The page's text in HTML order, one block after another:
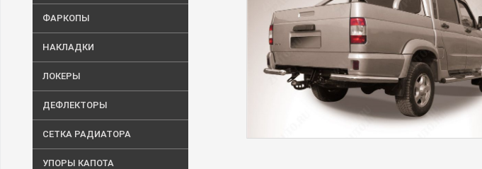
ФАРКОПЫ
НАКЛАДКИ
ЛОКЕРЫ
ДЕФЛЕКТОРЫ
СЕТКА РАДИАТОРА
УПОРЫ КАПОТА